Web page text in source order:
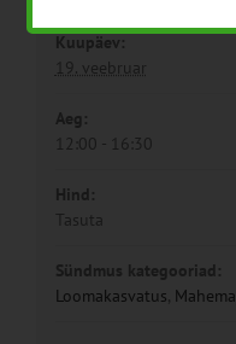
Kuupäev:
19. veebruar
Aeg:
12:00 - 16:30
Hind:
Tasuta
Sündmus kategooriad:
Loomakasvatus,